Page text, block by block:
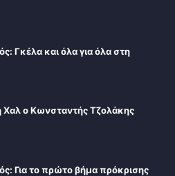
Γκέλα και όλα για όλα στη
Χαλ ο Κωνσταντής Τζολάκης
Για το πρώτο βήμα πρόκρισης